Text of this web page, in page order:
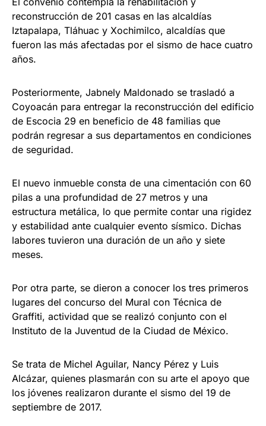
reconstrucción de 201 casas en las alcaldías
Iztapalapa, Tláhuac y Xochimilco, alcaldías que
fueron las más afectadas por el sismo de hace cuatro
años.
Posteriormente, Jabnely Maldonado se trasladó a
Coyoacán para entregar la reconstrucción del edificio
de Escocia 29 en beneficio de 48 familias que
podrán regresar a sus departamentos en condiciones
de seguridad.
El nuevo inmueble consta de una cimentación con 60
pilas a una profundidad de 27 metros y una
estructura metálica, lo que permite contar una rigidez
y estabilidad ante cualquier evento sísmico. Dichas
labores tuvieron una duración de un año y siete
meses.
Por otra parte, se dieron a conocer los tres primeros
lugares del concurso del Mural con Técnica de
Graffiti, actividad que se realizó conjunto con el
Instituto de la Juventud de la Ciudad de México.
Se trata de Michel Aguilar, Nancy Pérez y Luis
Alcázar, quienes plasmarán con su arte el apoyo que
los jóvenes realizaron durante el sismo del 19 de
septiembre de 2017.